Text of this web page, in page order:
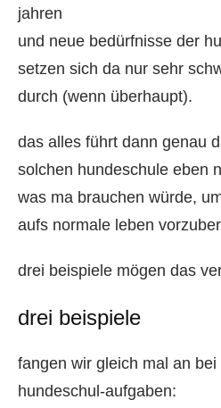
jahren
und neue bedürfnisse der
setzen sich da nur sehr
durch (wenn überhaupt).
das alles führt dann genau
solchen hundeschule eben
was ma brauchen würde,
aufs normale leben
drei beispiele mögen das
drei beispiele
fangen wir gleich mal an
hundeschul-aufgaben: